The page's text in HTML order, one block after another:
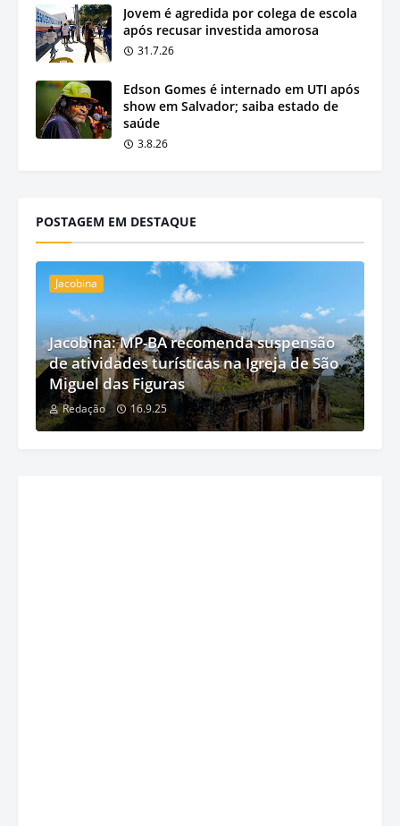
Jovem é agredida por colega de escola
após recusar investida amorosa
31.7.26
Edson Gomes é internado em UTI após
show em Salvador; saiba estado de
saúde
3.8.26
POSTAGEM EM DESTAQUE
Jacobina
Jacobina: MP-BA recomenda suspensão
de atividades turísticas na Igreja de São
Miguel das Figuras
Redação 16.9.25